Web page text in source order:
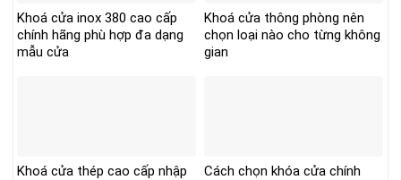
Khoá cửa inox 380 cao cấp
chính hãng phù hợp đa dạng
mẫu cửa
Khoá cửa thông phòng nên
chọn loại nào cho từng không
gian
Khoá cửa thép cao cấp nhập
Cách chọn khóa cửa chính